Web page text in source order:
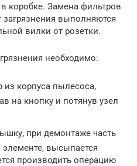
коробке. Замена фильтров
загрязнения выполняются
вилки от розетки.
необходимо:
из корпуса пылесоса,
на кнопку и потянув узел
при демонтаже часть
высыпается
производить операцию